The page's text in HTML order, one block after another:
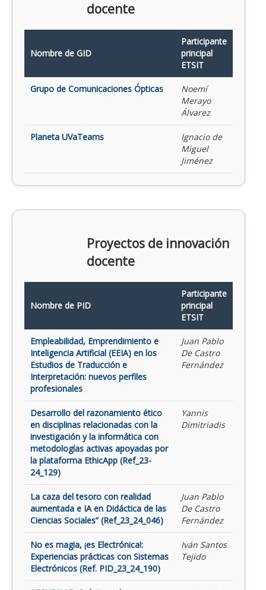
docente
Nombre de GID
Participante
principal
ETSIT
Grupo de Comunicaciones Ópticas
Noemí
Merayo
Álvarez
Planeta UVaTeams
Ignacio de
Miguel
Jiménez
Proyectos de innovación
docente
Nombre de PID
Participante
principal
ETSIT
Empleabilidad, Emprendimiento e
Inteligencia Artificial (EEIA) en los
Estudios de Traducción e
Interpretación: nuevos perfiles
profesionales
Juan Pablo
De Castro
Fernández
Desarrollo del razonamiento ético
en disciplinas relacionadas con la
investigación y la informática con
metodologías activas apoyadas por
la plataforma EthicApp (Ref_23-
24_129)
Yannis
Dimitriadis
La caza del tesoro con realidad
aumentada e IA en Didáctica de las
Ciencias Sociales” (Ref_23_24_046)
Juan Pablo
De Castro
Fernández
No es magia, ¡es Electrónica!:
Experiencias prácticas con Sistemas
Electrónicos (Ref. PID_23_24_190)
Iván Santos
Tejido